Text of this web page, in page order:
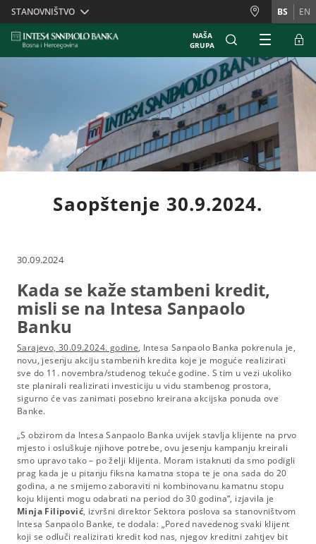
Skiplinks
STANOVNIŠTVO BS EN
NAŠA
GRUPA
Saopštenje 30.9.2024.
30.09.2024
Kada se kaže stambeni kredit,
misli se na Intesa Sanpaolo
Banku
Sarajevo, 30.09.2024. godine, Intesa Sanpaolo Banka pokrenula je,
novu, jesenju akciju stambenih kredita koje je moguće realizirati
sve do 11. novembra/studenog tekuće godine. S tim u vezi ukoliko
ste planirali realizirati investiciju u vidu stambenog prostora,
sigurno će vas zanimati posebno kreirana akcijska ponuda ove
Banke.
„S obzirom da Intesa Sanpaolo Banka uvijek stavlja klijente na prvo
mjesto i osluškuje njihove potrebe, ovu jesenju kampanju kreirali
smo upravo tako – po želji klijenta. Moram istaknuti da smo podigli
prag kada je u pitanju fiksna kamatna stopa te je ona sada do 20
godina, a ne smijemo zaboraviti ni kombinovanu kamatnu stopu
koju klijenti mogu odabrati na period do 30 godina“, izjavila je
Minja Filipović, izvršni direktor Sektora poslova sa stanovništvom
Intesa Sanpaolo Banke, te dodala: „Pored navedenog svaki klijent
koji se odluči realizirati kredit kod nas, njegov kreditni zahtjev bit